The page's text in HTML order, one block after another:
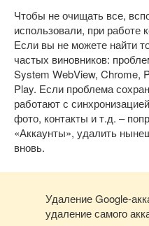
Чтобы не очищать все,
использовали, при работе
Если вы не можете найти
частых виновников:
System WebView, Chrome,
Play. Если проблема
работают с
фото, контакты и т.д. –
«Аккаунты», удалить
вновь.
Удаление Google-
удаление самого